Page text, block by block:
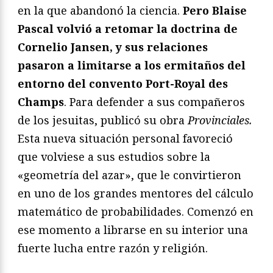
en la que abandonó la ciencia. Pero Blaise
Pascal volvió a retomar la doctrina de
Cornelio Jansen, y sus relaciones
pasaron a limitarse a los ermitaños del
entorno del convento Port-Royal des
Champs. Para defender a sus compañeros
de los jesuitas, publicó su obra Provinciales.
Esta nueva situación personal favoreció
que volviese a sus estudios sobre la
«geometría del azar», que le convirtieron
en uno de los grandes mentores del cálculo
matemático de probabilidades. Comenzó en
ese momento a librarse en su interior una
fuerte lucha entre razón y religión.